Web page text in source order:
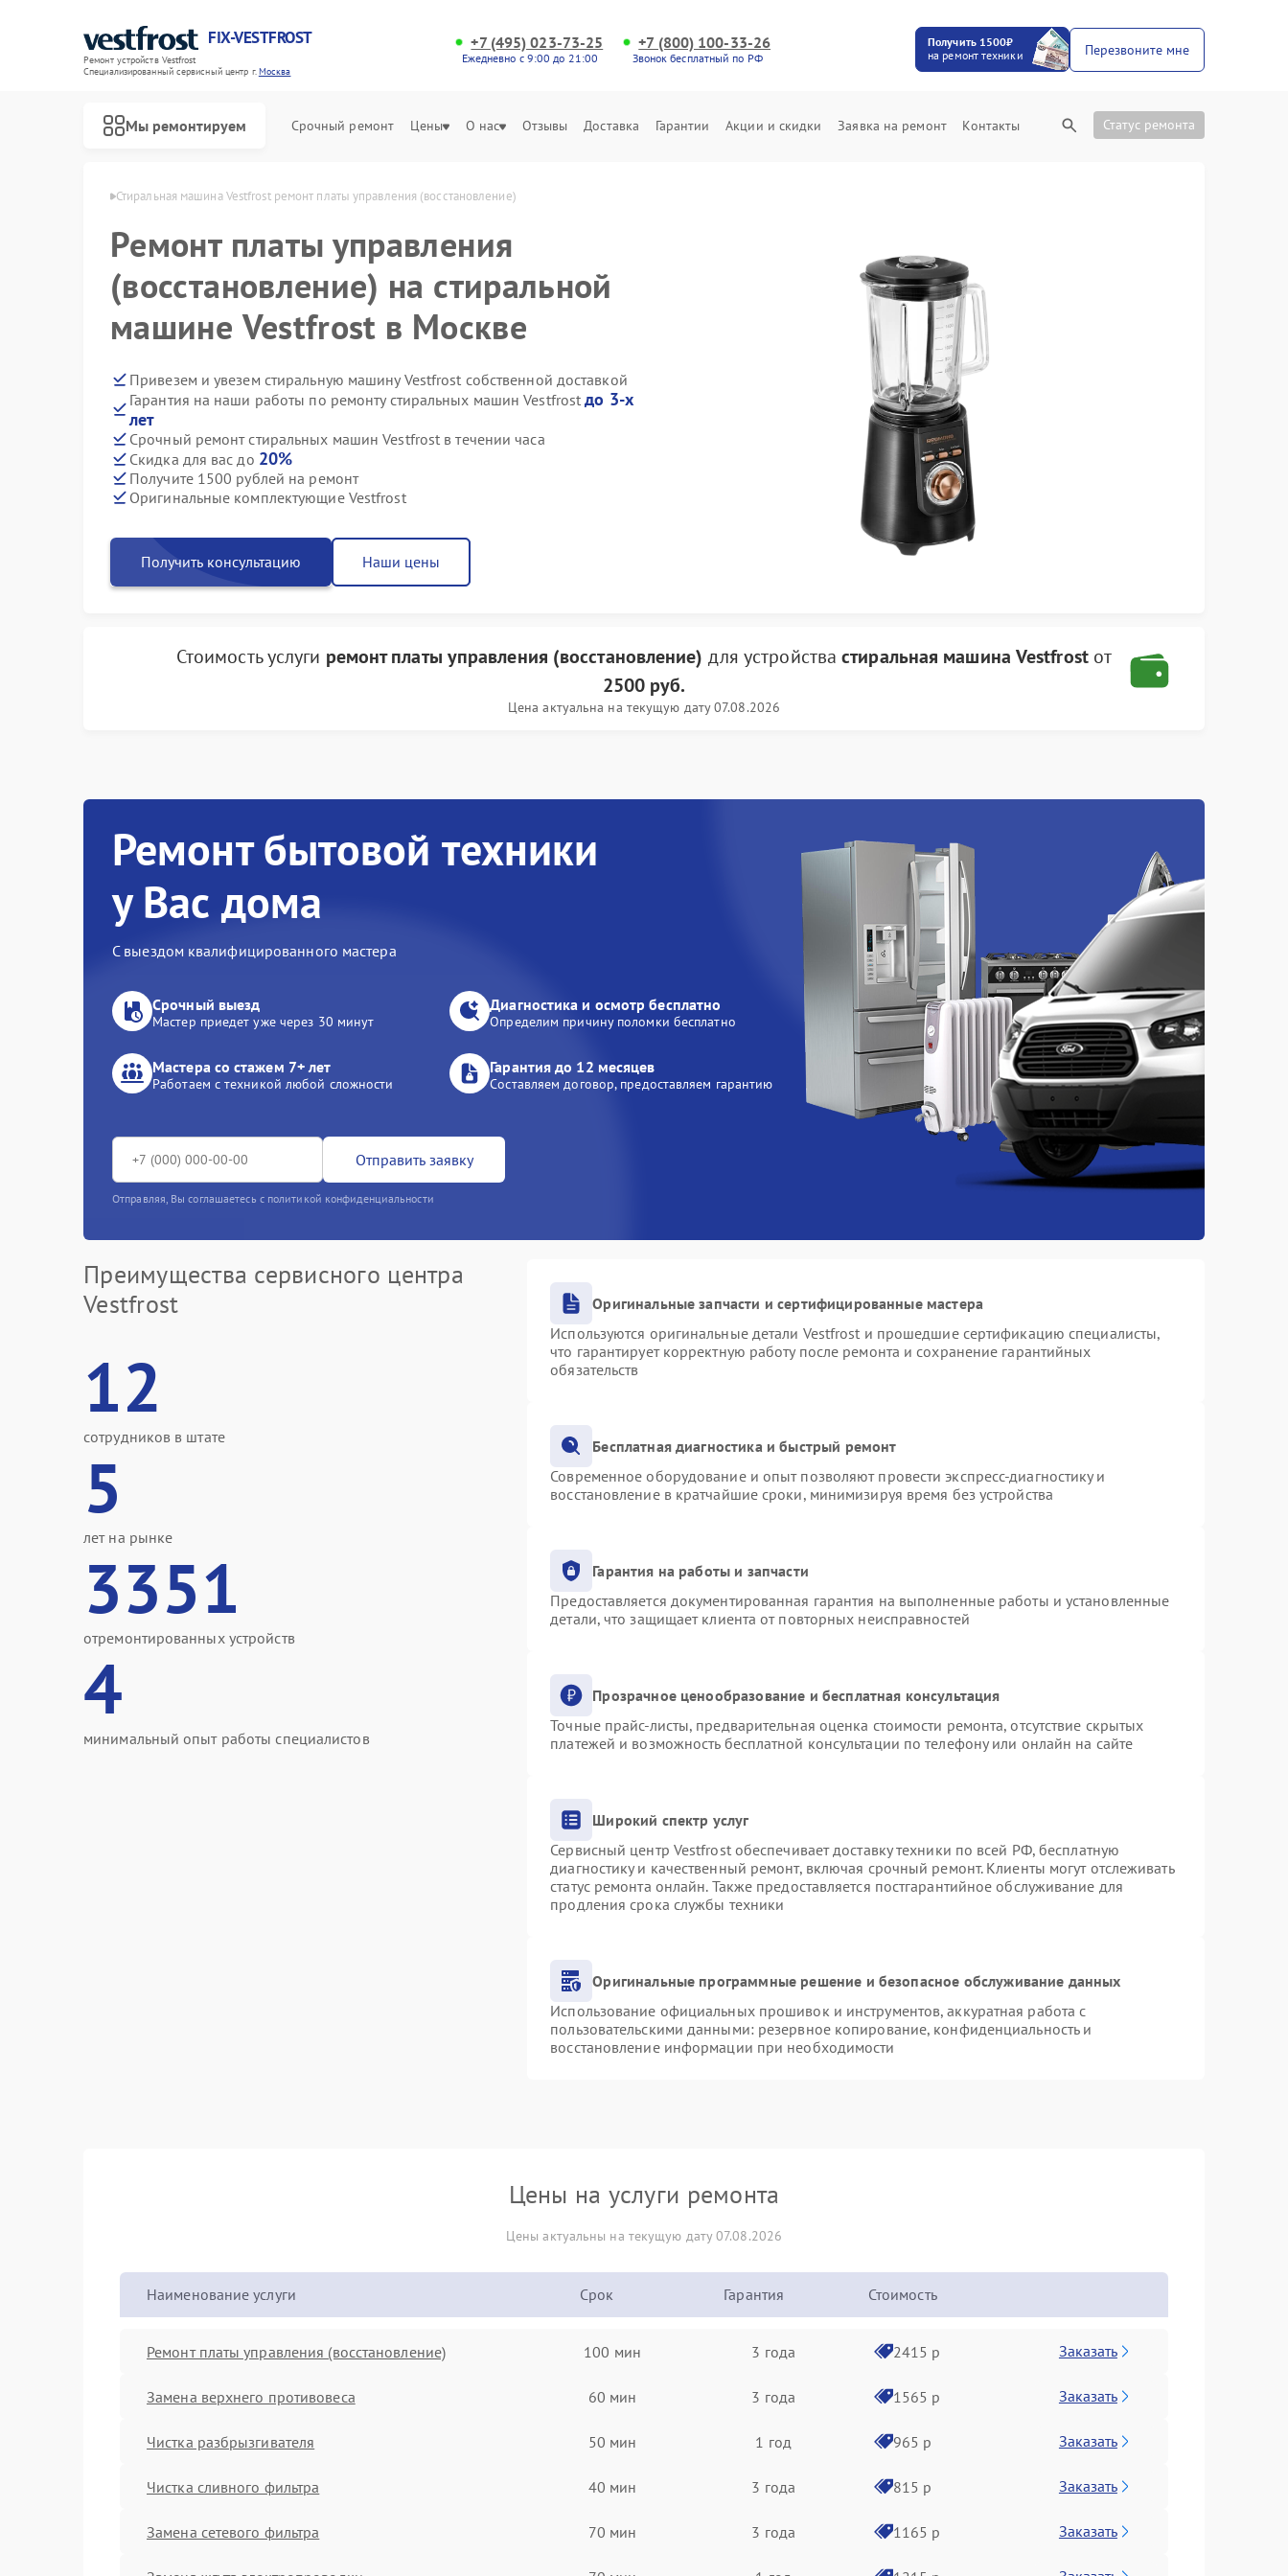
FIX-VESTFROST
Ремонт устройств Vestfrost
Специализированный cервисный центр г.Москва
+7 (495) 023-73-25
Ежедневно с 9:00 до 21:00
+7 (800) 100-33-26
Звонок бесплатный по РФ
Получить 1500₽
на ремонт техники
Перезвоните мне
Мы ремонтируем Срочный ремонт Цены О нас Отзывы Доставка Гарантии Акции и скидки Заявка на ремонт Контакты Статус ремонта
Стиральная машина Vestfrost ремонт платы управления (восстановление)
Ремонт платы управления
(восстановление) на стиральной
машине Vestfrost в Москве
Привезем и увезем стиральную машину Vestfrost собственной доставкой
Гарантия на наши работы по ремонту стиральных машин Vestfrostдо 3-х
лет
Срочный ремонт стиральных машин Vestfrost в течении часа
Скидка для вас до 20%
Получите 1500 рублей на ремонт
Оригинальные комплектующие Vestfrost
Получить консультацию Наши цены
Стоимость услуги ремонт платы управления (восстановление) для устройствастиральная машина Vestfrostот
2500 руб.
Цена актуальна на текущую дату 07.08.2026
Ремонт бытовой техники
у Вас дома
С выездом квалифицированного мастера
Срочный выезд
Мастер приедет уже через 30 минут
Диагностика и осмотр бесплатно
Определим причину поломки бесплатно
Мастера со стажем 7+ лет
Работаем с техникой любой сложности
Гарантия до 12 месяцев
Составляем договор, предоставляем гарантию
Отправить заявку
Отправляя, Вы соглашаетесь с политикой конфиденциальности
Преимущества сервисного центра
Vestfrost
12
сотрудников в штате
5
лет на рынке
3351
отремонтированных устройств
4
минимальный опыт работы специалистов
Оригинальные запчасти и сертифицированные мастера
Используются оригинальные детали Vestfrost и прошедшие сертификацию специалисты,
что гарантирует корректную работу после ремонта и сохранение гарантийных
обязательств
Бесплатная диагностика и быстрый ремонт
Современное оборудование и опыт позволяют провести экспресс-диагностику и
восстановление в кратчайшие сроки, минимизируя время без устройства
Гарантия на работы и запчасти
Предоставляется документированная гарантия на выполненные работы и установленные
детали, что защищает клиента от повторных неисправностей
Прозрачное ценообразование и бесплатная консультация
Точные прайс-листы, предварительная оценка стоимости ремонта, отсутствие скрытых
платежей и возможность бесплатной консультации по телефону или онлайн на сайте
Широкий спектр услуг
Сервисный центр Vestfrost обеспечивает доставку техники по всей РФ, бесплатную
диагностику и качественный ремонт, включая срочный ремонт. Клиенты могут отслеживать
статус ремонта онлайн. Также предоставляется постгарантийное обслуживание для
продления срока службы техники
Оригинальные программные решение и безопасное обслуживание данных
Использование официальных прошивок и инструментов, аккуратная работа с
пользовательскими данными: резервное копирование, конфиденциальность и
восстановление информации при необходимости
Цены на услуги ремонта
Цены актуальны на текущую дату 07.08.2026
Наименование услуги Срок Гарантия Стоимость
Ремонт платы управления (восстановление) 100 мин 3 года 2415 р Заказать
Замена верхнего противовеса 60 мин 3 года 1565 р Заказать
Чистка разбрызгивателя 50 мин 1 год 965 р Заказать
Чистка сливного фильтра 40 мин 3 года 815 р Заказать
Замена сетевого фильтра 70 мин 3 года 1165 р Заказать